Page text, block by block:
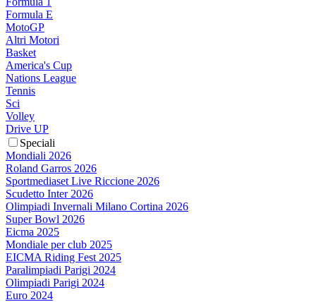
Formula E
MotoGP
Altri Motori
Basket
America's Cup
Nations League
Tennis
Sci
Volley
Drive UP
Speciali
Mondiali 2026
Roland Garros 2026
Sportmediaset Live Riccione 2026
Scudetto Inter 2026
Olimpiadi Invernali Milano Cortina 2026
Super Bowl 2026
Eicma 2025
Mondiale per club 2025
EICMA Riding Fest 2025
Paralimpiadi Parigi 2024
Olimpiadi Parigi 2024
Euro 2024